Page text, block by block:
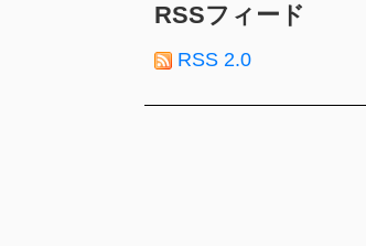
RSSフィード
RSS 2.0